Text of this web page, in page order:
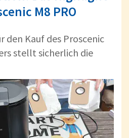
M8 PRO
den Kauf des Proscenic
stellt sicherlich die